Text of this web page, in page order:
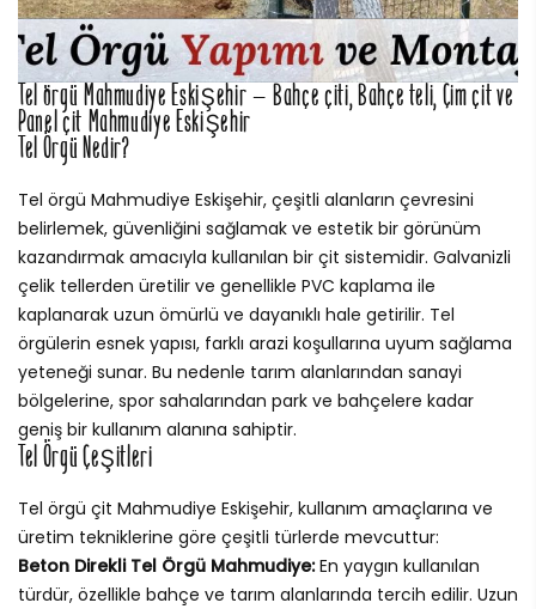
Tel örgü Mahmudiye Eskişehir – Bahçe çiti, Bahçe teli, Çim çit ve
Panel çit Mahmudiye Eskişehir
Tel Örgü Nedir?
Tel örgü Mahmudiye Eskişehir, çeşitli alanların çevresini
belirlemek, güvenliğini sağlamak ve estetik bir görünüm
kazandırmak amacıyla kullanılan bir çit sistemidir. Galvanizli
çelik tellerden üretilir ve genellikle PVC kaplama ile
kaplanarak uzun ömürlü ve dayanıklı hale getirilir. Tel
örgülerin esnek yapısı, farklı arazi koşullarına uyum sağlama
yeteneği sunar. Bu nedenle tarım alanlarından sanayi
bölgelerine, spor sahalarından park ve bahçelere kadar
geniş bir kullanım alanına sahiptir.
Tel Örgü Çeşitleri
Tel örgü çit Mahmudiye Eskişehir, kullanım amaçlarına ve
üretim tekniklerine göre çeşitli türlerde mevcuttur:
Beton Direkli Tel Örgü Mahmudiye:En yaygın kullanılan
türdür, özellikle bahçe ve tarım alanlarında tercih edilir. Uzun